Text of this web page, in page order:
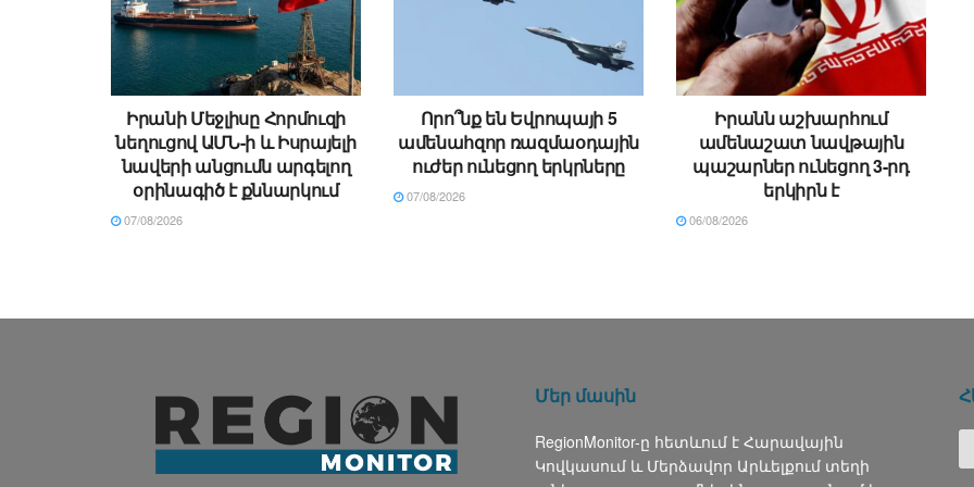
Իրանի Մեջլիսը Հորմուզի
նեղուցով ԱՄՆ-ի և Իսրայելի
նավերի անցումն արգելող
օրինագիծ է քննարկում
07/08/2026
Որո՞նք են Եվրոպայի 5
ամենահզոր ռազմաօդային
ուժեր ունեցող երկրները
07/08/2026
Իրանն աշխարհում
ամենաշատ նավթային
պաշարներ ունեցող 3-րդ
երկիրն է
06/08/2026
Մեր մասին
RegionMonitor-ը հետևում է Հարավային
Կովկասում և Մերձավոր Արևելքում տեղի